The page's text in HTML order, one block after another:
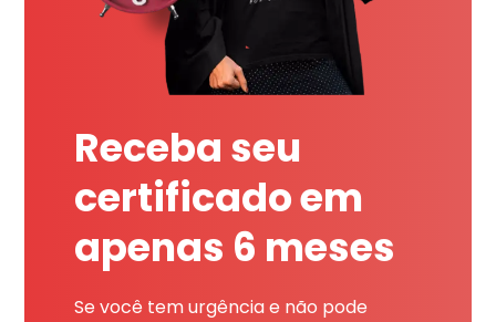
Receba seu
certificado em
apenas 6 meses
Se você tem urgência e não pode